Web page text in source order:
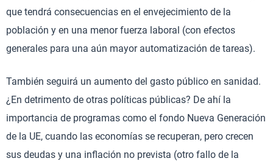
que tendrá consecuencias en el envejecimiento de la
población y en una menor fuerza laboral (con efectos
generales para una aún mayor automatización de tareas).
También seguirá un aumento del gasto público en sanidad.
¿En detrimento de otras políticas públicas? De ahí la
importancia de programas como el fondo Nueva Generación
de la UE, cuando las economías se recuperan, pero crecen
sus deudas y una inflación no prevista (otro fallo de la